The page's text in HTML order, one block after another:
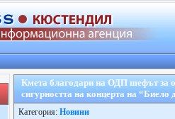
Кмета благодари на ОДП шефът за
сигурността на концерта на “Биело
Категория: Новини